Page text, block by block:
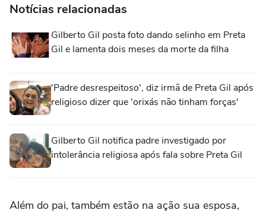
Notícias relacionadas
Gilberto Gil posta foto dando selinho em Preta
Gil e lamenta dois meses da morte da filha
'Padre desrespeitoso', diz irmã de Preta Gil após
religioso dizer que 'orixás não tinham forças'
Gilberto Gil notifica padre investigado por
intolerância religiosa após fala sobre Preta Gil
Além do pai, também estão na ação sua esposa,